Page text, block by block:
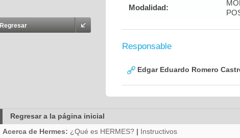
Regresar
Modalidad:
Responsable
Edgar Eduardo Romero
Regresar a la página inicial
Acerca de Hermes: ¿Qué es HERMES? | Instructivos